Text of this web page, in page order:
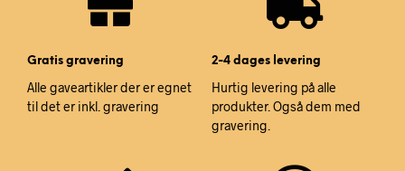
Gratis gravering
Alle gaveartikler der er egnet
til det er inkl. gravering
2-4 dages levering
Hurtig levering på alle
produkter. Også dem med
gravering.